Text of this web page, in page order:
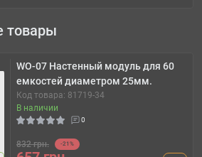
товары
WO-07 Настенный модуль для 60
емкостей диаметром 25мм.
Код товара: 81719-34
В наличии
0
832 грн. -21%